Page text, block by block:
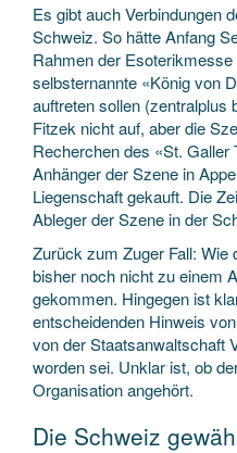
Es gibt auch Verbindungen
Schweiz. So hätte Anfang
Rahmen der
selbsternannte «König von
auftreten sollen (zentralplus
Fitzek nicht auf, aber die
Recherchen des «St. Galler
Anhänger der Szene in
Liegenschaft gekauft. Die
Ableger der Szene in der
Zurück zum Zuger Fall: Wie
bisher noch nicht zu einem
gekommen. Hingegen ist
entscheidenden Hinweis
von der Staatsanwaltschaft
worden sei. Unklar ist, ob
Organisation angehört.
Die Schweiz